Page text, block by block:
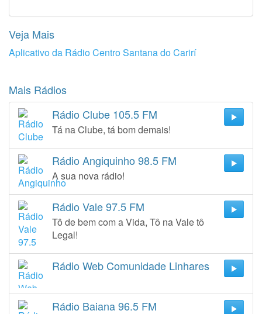
Veja Mais
Aplicativo da Rádio Centro Santana do Carirí
Mais Rádios
Rádio Clube 105.5 FM
Tá na Clube, tá bom demais!
Rádio Angiquinho 98.5 FM
A sua nova rádio!
Rádio Vale 97.5 FM
Tô de bem com a Vida, Tô na Vale tô
Legal!
Rádio Web Comunidade Linhares
Rádio Baiana 96.5 FM